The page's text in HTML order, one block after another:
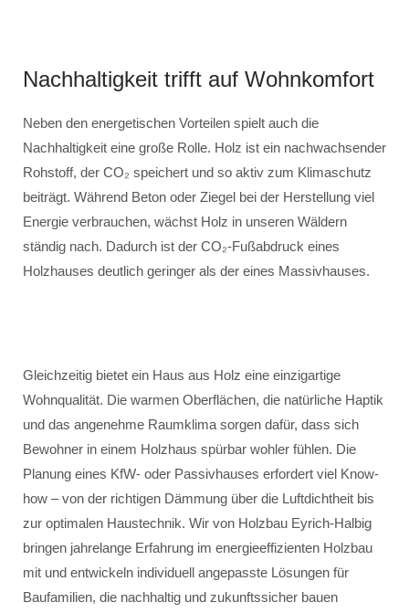
Nachhaltigkeit trifft auf Wohnkomfort
Neben den energetischen Vorteilen spielt auch die
Nachhaltigkeit eine große Rolle. Holz ist ein nachwachsender
Rohstoff, der CO₂ speichert und so aktiv zum Klimaschutz
beiträgt. Während Beton oder Ziegel bei der Herstellung viel
Energie verbrauchen, wächst Holz in unseren Wäldern
ständig nach. Dadurch ist der CO₂-Fußabdruck eines
Holzhauses deutlich geringer als der eines Massivhauses.
Gleichzeitig bietet ein Haus aus Holz eine einzigartige
Wohnqualität. Die warmen Oberflächen, die natürliche Haptik
und das angenehme Raumklima sorgen dafür, dass sich
Bewohner in einem Holzhaus spürbar wohler fühlen. Die
Planung eines KfW- oder Passivhauses erfordert viel Know-
how – von der richtigen Dämmung über die Luftdichtheit bis
zur optimalen Haustechnik. Wir von Holzbau Eyrich-Halbig
bringen jahrelange Erfahrung im energieeffizienten Holzbau
mit und entwickeln individuell angepasste Lösungen für
Baufamilien, die nachhaltig und zukunftssicher bauen